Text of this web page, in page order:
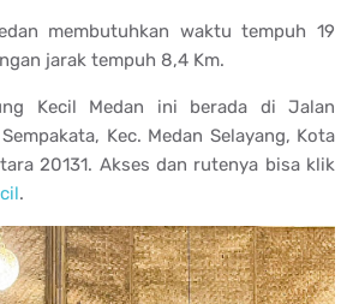
membutuhkan waktu tempuh 19
jarak tempuh 8,4 Km.
Kecil Medan ini berada di Jalan
Kec. Medan Selayang, Kota
20131. Akses dan rutenya bisa klik
.